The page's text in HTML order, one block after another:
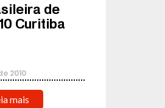
de
Curitiba
2010
mais